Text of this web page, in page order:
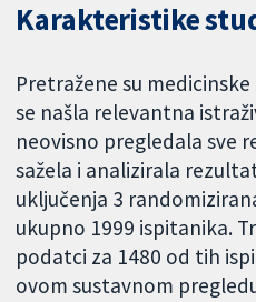
Karakteristike
Pretražene su
se našla relevantna
neovisno pregledala sve
sažela i analizirala
uključenja 3
ukupno 1999 ispitanika.
podatci za 1480 od tih
ovom sustavnom